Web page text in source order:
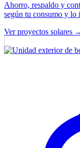
Ahorro, respaldo y
según tu consumo y
Ver proyectos solares